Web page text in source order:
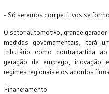
- Só seremos competitivos se
O setor automotivo, grande
medidas governamentais, terá
tributário como contrapartida
geração de emprego, inovação
regimes regionais e os acordos
Financiamento